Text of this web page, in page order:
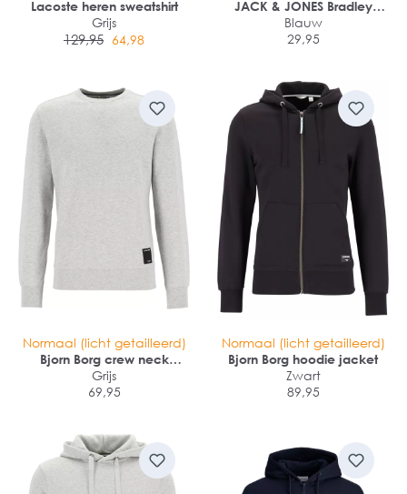
Lacoste heren sweatshirt
Grijs
129,95 64,98
JACK & JONES Bradley
sweat crew regular fit
Blauw
29,95
Normaal (licht getailleerd)
Bjorn Borg crew neck
sweater
Grijs
69,95
Normaal (licht getailleerd)
Bjorn Borg hoodie jacket
Zwart
89,95